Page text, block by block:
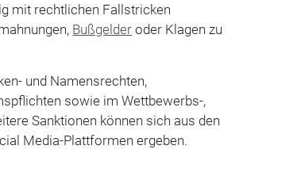
mit rechtlichen Fallstricken
Bußgelder oder Klagen zu
und Namensrechten,
sowie im Wettbewerbs-,
Sanktionen können sich aus den
Media-Plattformen ergeben.